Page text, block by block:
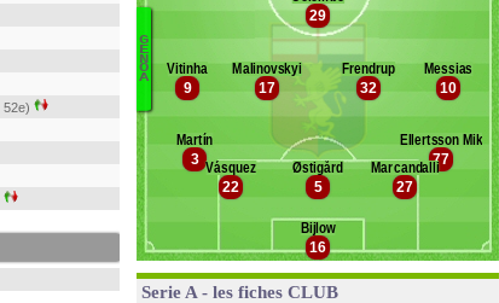
, 52e)
Milik
Miretti
Gatti
Pinsoglio
Banc des remplaçants
Zatterstrom
Amorim
Otoa
Baldanzi
Sabelli
Ekhator Osayuki
Sommariva
Leali
G
E
N
O
A
16
Bijlow
27
Marcandalli
5
Østigård
22
Vásquez 77
Ellertsson Mikael
3
Martín
10
Messias
32
Frendrup
17
Malinovskyi
9
Vitinha
29
Serie A - les fiches CLUB